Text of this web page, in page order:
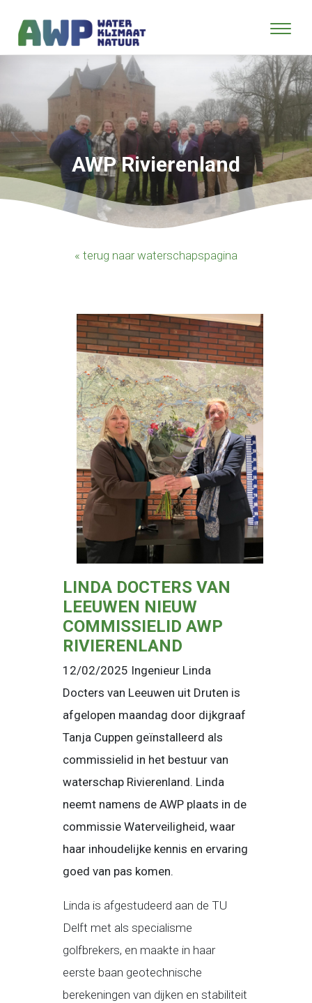
AWP Rivierenland
« terug naar waterschapspagina
LINDA DOCTERS VAN
LEEUWEN NIEUW
COMMISSIELID AWP
RIVIERENLAND
12/02/2025 Ingenieur Linda
Docters van Leeuwen uit Druten is
afgelopen maandag door dijkgraaf
Tanja Cuppen geïnstalleerd als
commissielid in het bestuur van
waterschap Rivierenland. Linda
neemt namens de AWP plaats in de
commissie Waterveiligheid, waar
haar inhoudelijke kennis en ervaring
goed van pas komen.
Linda is afgestudeerd aan de TU
Delft met als specialisme
golfbrekers, en maakte in haar
eerste baan geotechnische
berekeningen van dijken en stabiliteit